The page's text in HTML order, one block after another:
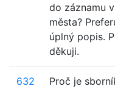
do záznamu
města?
úplný popis.
děkuji.
632
Proč je